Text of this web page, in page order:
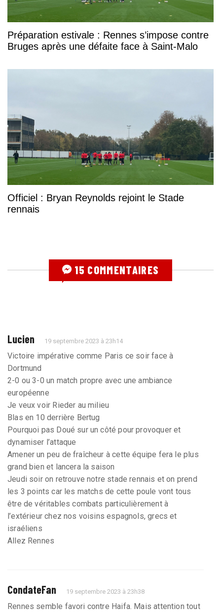
Préparation estivale : Rennes s’impose contre
Bruges après une défaite face à Saint-Malo
Officiel : Bryan Reynolds rejoint le Stade
rennais
15 COMMENTAIRES
Lucien 19 septembre 2023 à 23h14
Victoire impérative comme Paris ce soir face à
Dortmund
2-0 ou 3-0 un match propre avec une ambiance
européenne
Je veux voir Rieder au milieu
Blas en 10 derrière Bertug
Pourquoi pas Doué sur un côté pour provoquer et
dynamiser l’attaque
Amener un peu de fraîcheur à cette équipe fera le plus
grand bien et lancera la saison
Jeudi soir on retrouve notre stade rennais et on prend
les 3 points car les matchs de cette poule vont tous
être de véritables combats particulièrement à
l’extérieur chez nos voisins espagnols, grecs et
israéliens
Allez Rennes
CondateFan 19 septembre 2023 à 23h38
Rennes semble favori contre Haifa. Mais attention tout